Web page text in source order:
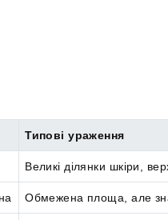
Типові ураження
Великі ділянки шкіри,
Обмежена площа, але